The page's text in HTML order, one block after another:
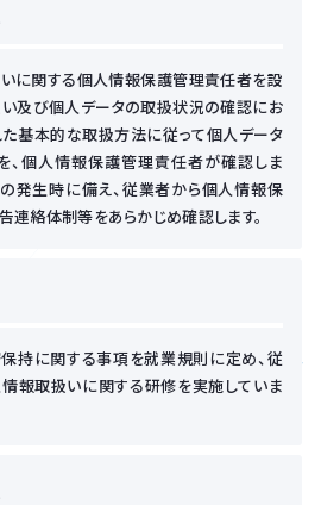
に関する個人情報保護管理責任者を設
い及び個人データの取扱状況の確認にお
た基本的な取扱方法に従って個人データ
、個人情報保護管理責任者が確認しま
の発生時に備え、従業者から個人情報保
絡体制等をあらかじめ確認します。
持に関する事項を就業規則に定め、従
報取扱いに関する研修を実施していま